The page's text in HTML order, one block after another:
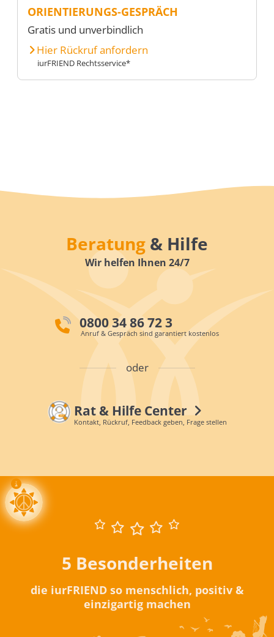
ORIENTIERUNGS-GESPRÄCH
Gratis und unverbindlich
Hier Rückruf anfordern
iurFRIEND Rechtsservice*
Beratung & Hilfe
Wir helfen Ihnen 24/7
0800 34 86 72 3
Anruf & Gespräch sind garantiert kostenlos
oder
Rat & Hilfe Center
Kontakt, Rückruf, Feedback geben, Frage stellen
5 Besonderheiten
die iurFRIEND so menschlich, positiv &
einzigartig machen